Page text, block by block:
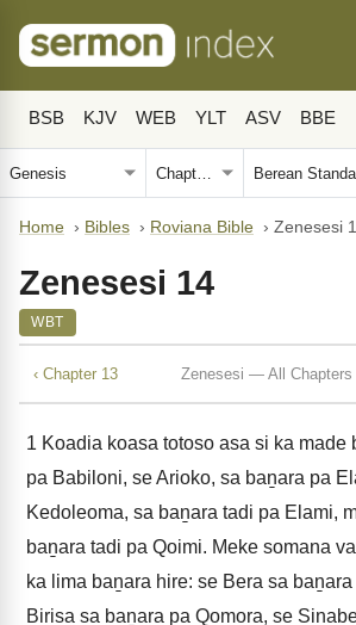
BSB KJV WEB YLT ASV BBE
Home › Bibles › Roviana Bible › Zenesesi
Zenesesi 14
WBT
‹ Chapter 13 Zenesesi — All Chapters
1 Koadia koasa totoso asa si ka made
pa Babiloni, se Arioko, sa baṉara pa
Kedoleoma, sa baṉara tadi pa Elami,
baṉara tadi pa Qoimi. Meke somana
ka lima baṉara hire: se Bera sa
Birisa sa baṉara pa Qomora, se